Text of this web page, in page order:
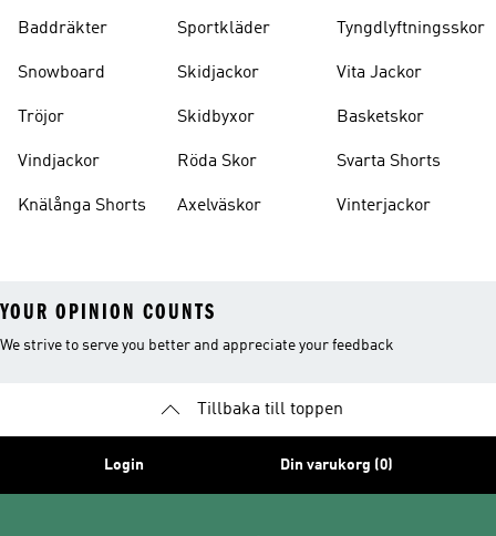
Baddräkter
Snowboard
Tröjor
Vindjackor
Knälånga Shorts
Sportkläder
Skidjackor
Skidbyxor
Röda Skor
Axelväskor
Tyngdlyftningsskor
Vita Jackor
Basketskor
Svarta Shorts
Vinterjackor
YOUR OPINION COUNTS
We strive to serve you better and appreciate your feedback
Tillbaka till toppen
Login Din varukorg (0)